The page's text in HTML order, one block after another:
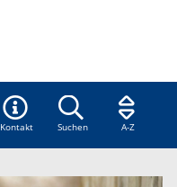
Kontakt Suchen A-Z